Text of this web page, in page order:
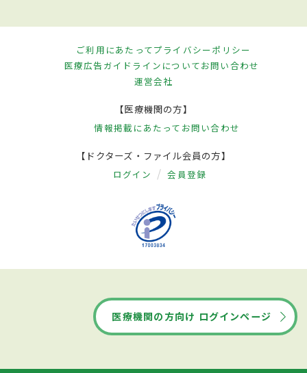
ご利用にあたってプライバシーポリシー
医療広告ガイドラインについてお問い合わせ
運営会社
【医療機関の方】
情報掲載にあたって お問い合わせ
【ドクターズ・ファイル会員の方】
ログイン 会員登録
医療機関の方向け ログインページ